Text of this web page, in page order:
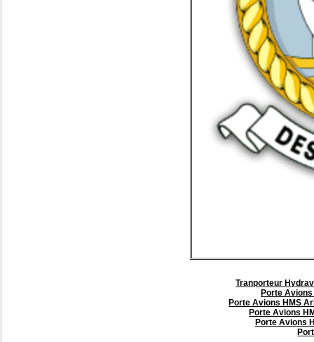
Tranporteur
Porte
Porte Avions HMS
Porte Avions
Porte Avions